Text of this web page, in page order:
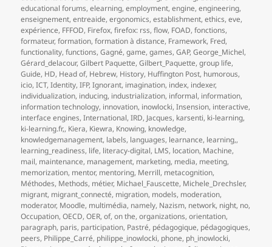
educational forums,elearning,employment,engine,engineering,
enseignement,entreaide,ergonomics,establishment,ethics,eve,
expérience, FFFOD, Firefox,firefox: rss,flow, FOAD,fonctions,
formateur,formation,formation à distance, Framework, Fred,
functionality,functions,Gagné,game,games,GAP,George_Michel,
Gérard_delacour,Gilbert Paquette,Gilbert_Paquette,group life,
Guide, HD, Head of, Hebrew, History, Huffington Post, humorous,
icio,ICT,Identity,IFP,Ignorant, imagination, index, indexer,
individualization, inducing, industrialization, informal, information,
information technology, innovation, inowlocki,Insension, interactive,
interface engines,International,IRD, Jacques, karsenti, ki-learning,
ki-learning.fr,, Kiera, Kiewra, Knowing, knowledge,
knowledgemanagement, labels, languages, learnance, learning,,
learning_readiness, life, literacy-digital, LMS, location, Machine,
mail, maintenance, management, marketing, media, meeting,
memorization, mentor, mentoring, Merrill, metacognition,
Méthodes, Methods, métier, Michael_Fauscette, Michele_Drechsler,
migrant, migrant_connecté, migration, models, moderation,
moderator, Moodle, multimédia, namely, Nazism, network, night, no,
Occupation,OECD,OER,of,on the,organizations,orientation,
paragraph, paris, participation, Pastré, pédagogique, pédagogiques,
peers, Philippe_Carré, philippe_inowlocki, phone, ph_inowlocki,